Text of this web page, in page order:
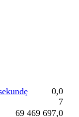
0,0
7
69 469 697,0